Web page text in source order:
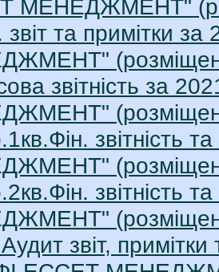
МЕНЕДЖМЕНТ"
звіт та примітки
звітність за
звіт,